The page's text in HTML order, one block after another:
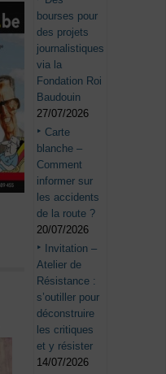
bourses pour
des projets
journalistiques
via la
Fondation Roi
Baudouin
27/07/2026
Carte
blanche –
Comment
informer sur
les accidents
de la route ?
20/07/2026
Invitation –
Atelier de
Résistance :
s’outiller pour
déconstruire
les critiques
et y résister
14/07/2026